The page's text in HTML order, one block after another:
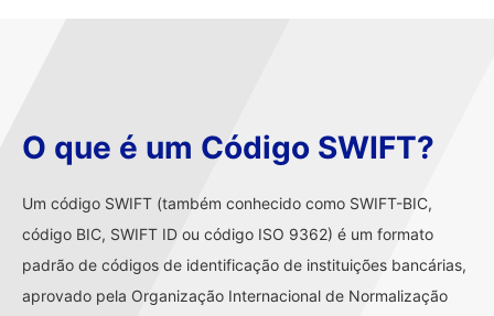
O que é um Código SWIFT?
Um código SWIFT (também conhecido como SWIFT-BIC,
código BIC, SWIFT ID ou código ISO 9362) é um formato
padrão de códigos de identificação de instituições bancárias,
aprovado pela Organização Internacional de Normalização